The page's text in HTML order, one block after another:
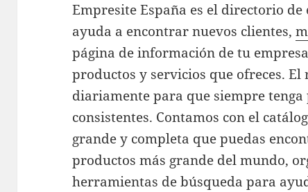
Empresite España es el directorio de
ayuda a encontrar nuevos clientes,
página de información de tu
productos y servicios que ofreces.
diariamente para que siempre
consistentes. Contamos con el
grande y completa que puedas
productos más grande del mundo,
herramientas de búsqueda para